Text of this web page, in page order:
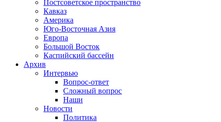
Постсоветское пространство
Кавказ
Америка
Юго-Восточная Азия
Европа
Большой Восток
Каспийский бассейн
Архив
Интервью
Вопрос-ответ
Сложный вопрос
Наши
Новости
Политика